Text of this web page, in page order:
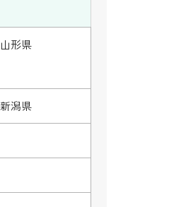
山形県
新潟県
宮城県
山梨県